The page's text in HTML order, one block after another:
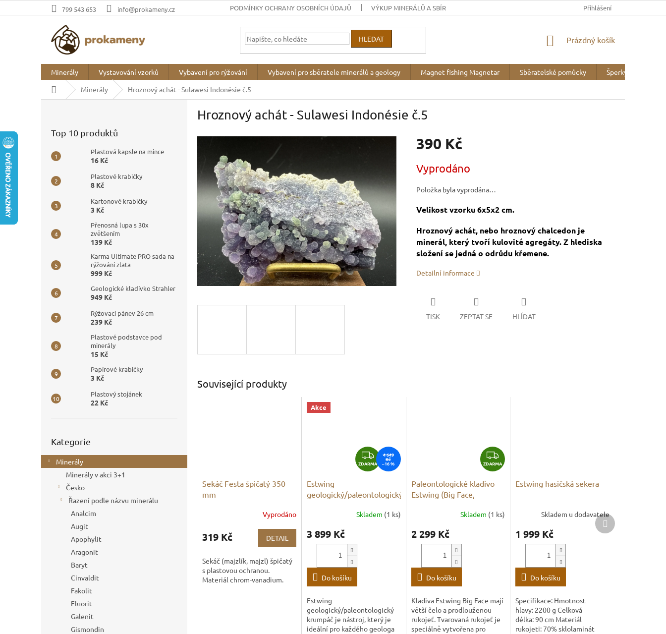
na
799 543 653 info@prokameny.cz PODMÍNKY OCHRANY OSOBNÍCH ÚDAJŮ VÝKUP MINERÁLŮ A SBÍREK MINERALOGICKÉ WEBY
Přihlášení
HLEDAT
NÁKUPNÍ
Prázdný košík
Minerály Vystavování vzorků Vybavení pro rýžování Vybavení pro sběratele minerálů a geology Magnet fishing Magnetar Sběratelské pomůcky Šperky
Domů
Minerály Hroznový achát - Sulawesi Indonésie č.5
Top 10 produktů
Plastová kapsle na mince
16 Kč
Plastové krabičky
8 Kč
Kartonové krabičky
3 Kč
Přenosná lupa s 30x
zvětšením
139 Kč
Karma Ultimate PRO sada na
rýžování zlata
999 Kč
Geologické kladívko Strahler
949 Kč
Rýžovací pánev 26 cm
239 Kč
Plastové podstavce pod
minerály
15 Kč
Papírové krabičky
3 Kč
Plastový stojánek
22 Kč
kategorie
Kategorie
Minerály
Minerály v akci 3+1
Česko
Řazení podle názvu minerálu
Analcim
Augit
Apophylit
Aragonit
Baryt
Cinvaldit
Fakolit
Fluorit
Galenit
Gismondin
Hroznový achát - Sulawesi Indonésie č.5
390 Kč
cena:
Vyprodáno
Položka byla vyprodána…
Velikost vzorku 6x5x2 cm.
Hroznový achát, nebo hroznový chalcedon je
minerál, který tvoří kulovité agregáty. Z hlediska
složení se jedná o odrůdu křemene.
Detailní informace
TISK ZEPTAT SE HLÍDAT
Související produkty
Sekáč Festa špičatý 350
mm
Vyprodáno
319 Kč DETAIL
Sekáč (majzlík, majzl) špičatý
s plastovou ochranou.
Materiál chrom-vanadium.
Akce
Z
D
R
A
ZDARMA
4 649
Kč
–16 %
Estwing
geologický/paleontologický
Skladem (1 ks)
3 899 Kč
Do košíku
Estwing
geologický/paleontologický
krumpáč je nástroj, který je
ideální pro každého geologa
Z
D
A
ZDARMA
Paleontologické kladivo
Estwing (Big Face,
Skladem (1 ks)
2 299 Kč
Do košíku
Kladiva Estwing Big Face mají
větší čelo a prodlouženou
rukojeť. Tvarovaná rukojeť je
speciálně vytvořena pro
Estwing hasičská sekera
Skladem u dodavatele
1 999 Kč
Do košíku
Specifikace: Hmotnost
hlavy: 2200 g Celková
délka: 90 cm Materiál
rukojeti: 70% sklolaminát
Další
produkt